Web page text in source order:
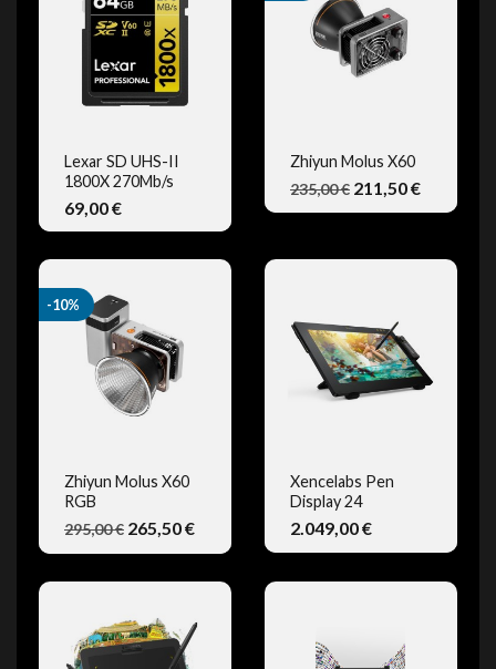
Lexar SD UHS-II
1800X 270Mb/s
69,00 €
VISTA RÁPIDA
Zhiyun Molus X60
235,00 € 211,50 €
Zhiyun Molus X60
RGB
295,00 € 265,50 €
-10%
Xencelabs Pen
Display 24
2.049,00 €